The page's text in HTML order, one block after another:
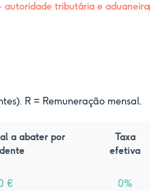
autoridade tributária e aduaneira
R = Remuneração mensal.
a abater por
Taxa
efetiva
€ 0%